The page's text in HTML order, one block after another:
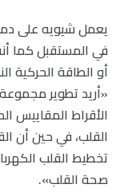
يعمل شيويه على
في المستقبل كما
أو الطاقة الحركية
«أريد تطوير
الأقراط المقاييس
القلب، في حين أن
تخطيط القلب
صحة القلب».